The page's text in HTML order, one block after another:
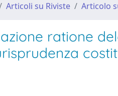
Articoli su Riviste Articolo
ratione